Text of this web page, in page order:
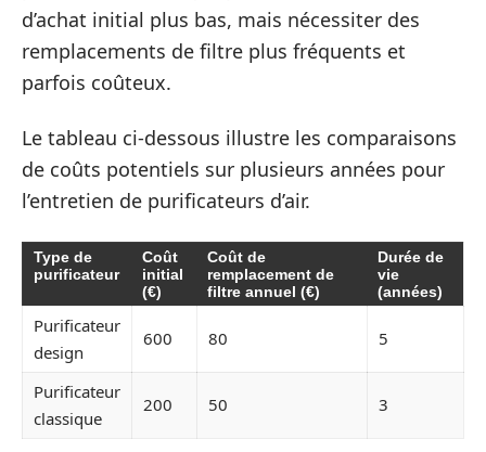
d’achat initial plus bas, mais nécessiter des
remplacements de filtre plus fréquents et
parfois coûteux.
Le tableau ci-dessous illustre les comparaisons
de coûts potentiels sur plusieurs années pour
l’entretien de purificateurs d’air.
Type de
purificateur
Coût
initial
(€)
Coût de
remplacement de
filtre annuel (€)
Durée de
vie
(années)
Purificateur
design
600 80 5
Purificateur
classique
200 50 3